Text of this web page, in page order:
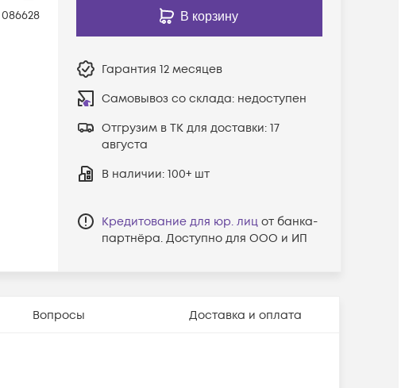
086628
В корзину
Гарантия 12 месяцев
Самовывоз со склада: недоступен
Отгрузим в ТК для доставки: 17
августа
В наличии: 100+ шт
Кредитование для юр. лиц от банка-
партнёра. Доступно для ООО и ИП
Вопросы Доставка и оплата